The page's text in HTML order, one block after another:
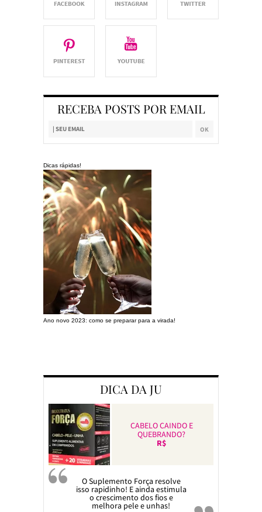
RECEBA POSTS POR EMAIL
Dicas rápidas!
Ano novo 2023: como se preparar para a virada!
DICA DA JU
CABELO CAINDO E
QUEBRANDO?
R$
O Suplemento Força resolve
isso rapidinho! E ainda estimula
o crescimento dos fios e
melhora pele e unhas!